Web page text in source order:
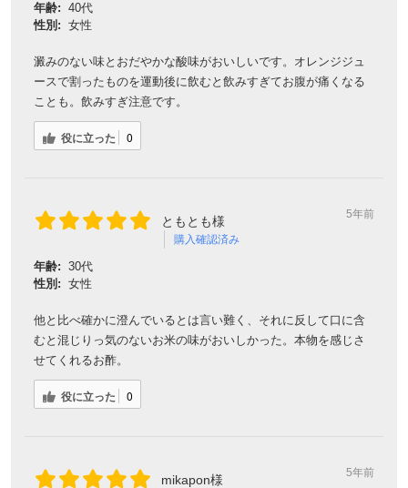
年齢: 40代
性別: 女性
澱みのない味とおだやかな酸味がおいしいです。オレンジジュ
ースで割ったものを運動後に飲むと飲みすぎてお腹が痛くなる
ことも。飲みすぎ注意です。
役に立った 0
ともとも様
購入確認済み
5年前
年齢: 30代
性別: 女性
他と比べ確かに澄んでいるとは言い難く、それに反して口に含
むと混じりっ気のないお米の味がおいしかった。本物を感じさ
せてくれるお酢。
役に立った 0
mikapon様 5年前